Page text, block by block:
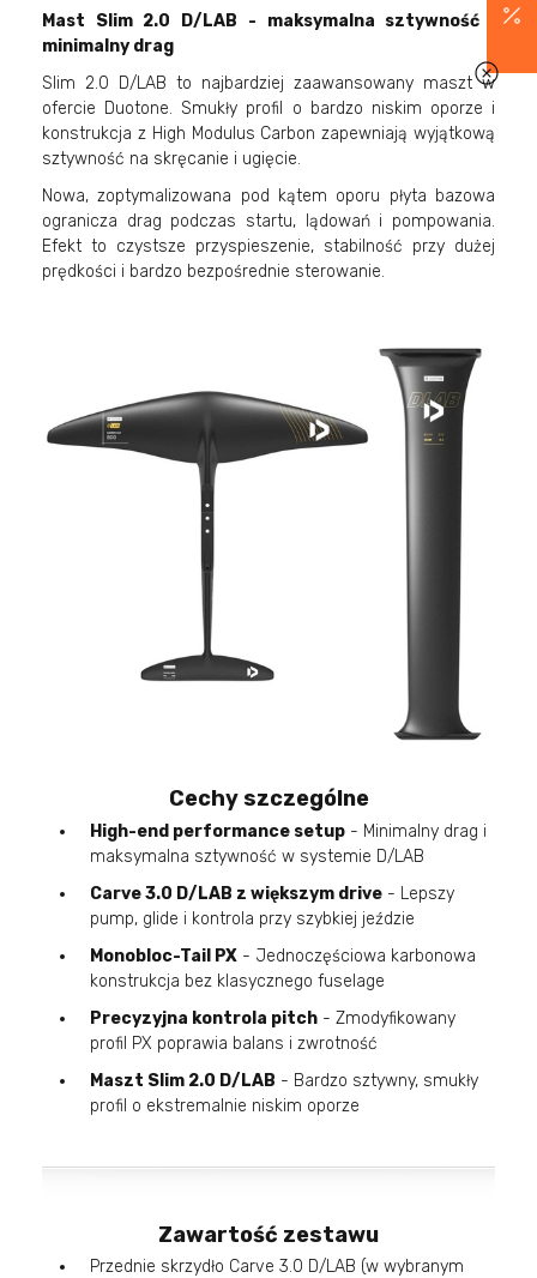
Mast Slim 2.0 D/LAB - maksymalna sztywność i
minimalny drag
Slim 2.0 D/LAB to najbardziej zaawansowany maszt w
ofercie Duotone. Smukły profil o bardzo niskim oporze i
konstrukcja z High Modulus Carbon zapewniają wyjątkową
sztywność na skręcanie i ugięcie.
Nowa, zoptymalizowana pod kątem oporu płyta bazowa
ogranicza drag podczas startu, lądowań i pompowania.
Efekt to czystsze przyspieszenie, stabilność przy dużej
prędkości i bardzo bezpośrednie sterowanie.
Cechy szczególne
High-end performance setup - Minimalny drag i
maksymalna sztywność w systemie D/LAB
Carve 3.0 D/LAB z większym drive - Lepszy
pump, glide i kontrola przy szybkiej jeździe
Monobloc-Tail PX - Jednoczęściowa karbonowa
konstrukcja bez klasycznego fuselage
Precyzyjna kontrola pitch - Zmodyfikowany
profil PX poprawia balans i zwrotność
Maszt Slim 2.0 D/LAB - Bardzo sztywny, smukły
profil o ekstremalnie niskim oporze
Zawartość zestawu
Przednie skrzydło Carve 3.0 D/LAB (w wybranym